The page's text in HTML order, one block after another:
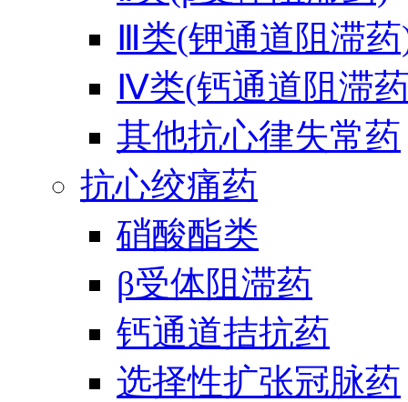
Ⅲ类(钾通道阻滞
Ⅳ类(钙通道阻滞
其他抗心律失常药
抗心绞痛药
硝酸酯类
β受体阻滞药
钙通道拮抗药
选择性扩张冠脉药